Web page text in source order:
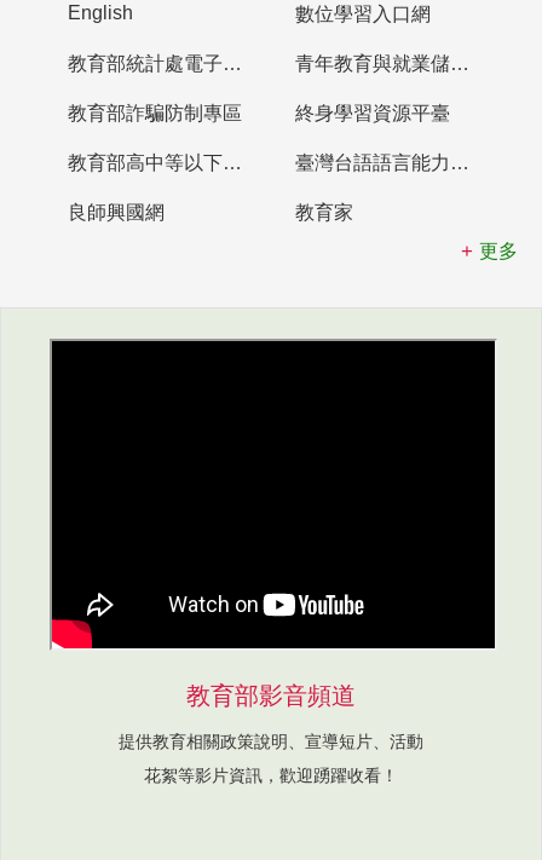
English 數位學習入口網
教育部統計處電子書櫃 青年教育與就業儲蓄帳戶
教育部詐騙防制專區 終身學習資源平臺
教育部高中等以下學校及幼兒園教師資格檢定考試 臺灣台語語言能力認證網站
良師興國網
教育家
更多
教育部影音頻道
提供教育相關政策說明、宣導短片、活動
花絮等影片資訊，歡迎踴躍收看！